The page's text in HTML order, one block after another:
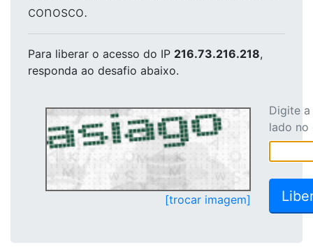
conosco.
Para liberar o acesso do IP 216.73.216.218,
responda ao desafio abaixo.
[trocar imagem]
Digite
lado no